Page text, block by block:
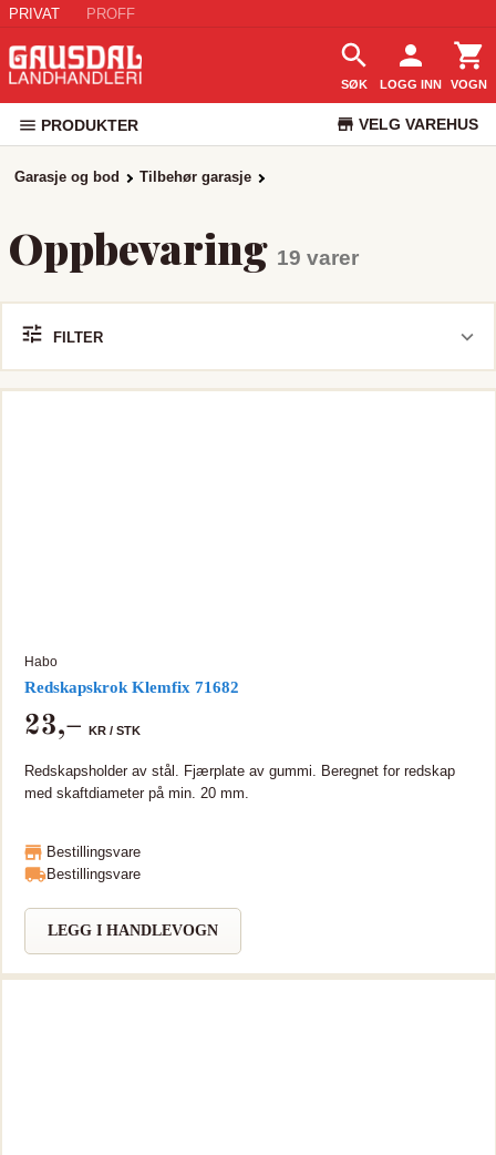
PRIVAT PROFF
SØK LOGG INN VOGN
PRODUKTER VELG VAREHUS
Garasje og bod Tilbehør garasje
Oppbevaring 19 varer
FILTER
Habo
Redskapskrok Klemfix 71682
23,– KR / STK
Redskapsholder av stål. Fjærplate av gummi. Beregnet for redskap
med skaftdiameter på min. 20 mm.
Bestillingsvare
Bestillingsvare
LEGG I HANDLEVOGN